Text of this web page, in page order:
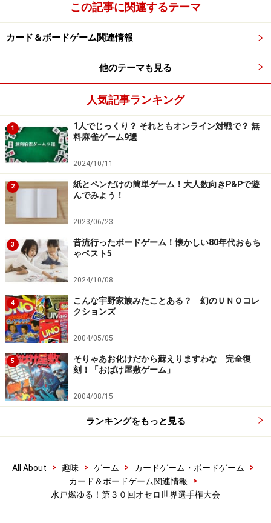
この記事に関連するテーマ
カード＆ボードゲーム関連情報
他のテーマも見る
人気記事ランキング
1
1人でじっくり？ それともオンライン対戦で？ 無
料麻雀ゲーム9選
2024/10/11
2
紙とペンだけの簡単ゲーム！大人数向きP&Pで遊
んでみよう！
2023/06/23
3
昔流行ったボードゲーム！懐かしい80年代おもち
ゃベスト5
2024/10/08
4
こんな宇野家族みたことある？ 幻のＵＮＯコレ
クションズ
2004/05/05
5
そりゃあお化けだから蘇えりますわな 完全復
刻！「おばけ屋敷ゲーム」
2004/08/15
ランキングをもっと見る
All About > 趣味 > ゲーム > カードゲーム・ボードゲーム
>
カード＆ボードゲーム関連情報
>
水戸燃ゆる！第３０回オセロ世界選手権大会